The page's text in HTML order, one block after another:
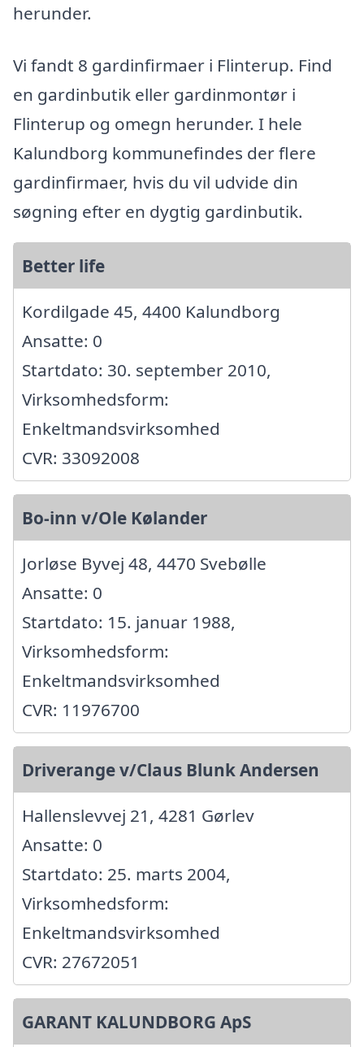
herunder.
Vi fandt 8 gardinfirmaer i Flinterup. Find
en gardinbutik eller gardinmontør i
Flinterup og omegn herunder. I hele
Kalundborg kommunefindes der flere
gardinfirmaer, hvis du vil udvide din
søgning efter en dygtig gardinbutik.
Better life
Kordilgade 45, 4400 Kalundborg
Ansatte: 0
Startdato: 30. september 2010,
Virksomhedsform:
Enkeltmandsvirksomhed
CVR: 33092008
Bo-inn v/Ole Kølander
Jorløse Byvej 48, 4470 Svebølle
Ansatte: 0
Startdato: 15. januar 1988,
Virksomhedsform:
Enkeltmandsvirksomhed
CVR: 11976700
Driverange v/Claus Blunk Andersen
Hallenslevvej 21, 4281 Gørlev
Ansatte: 0
Startdato: 25. marts 2004,
Virksomhedsform:
Enkeltmandsvirksomhed
CVR: 27672051
GARANT KALUNDBORG ApS